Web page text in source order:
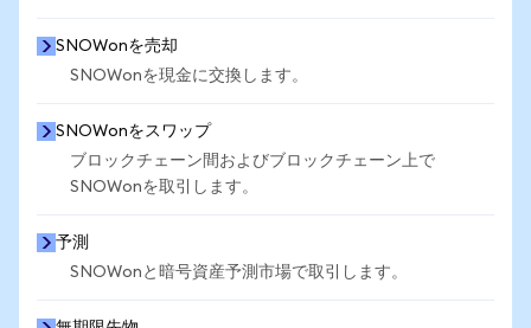
SNOWonを売却
SNOWonを現金に交換します。
SNOWonをスワップ
ブロックチェーン間およびブロックチェーン上で
SNOWonを取引します。
予測
SNOWonと暗号資産予測市場で取引します。